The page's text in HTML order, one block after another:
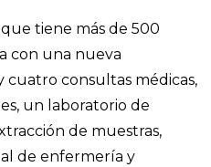
tiene más de 500
con una nueva
consultas médicas,
un laboratorio de
de muestras,
de enfermería y